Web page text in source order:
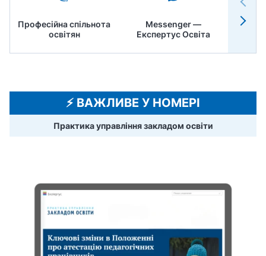
Професійна спільнота
освітян
Messenger —
Експертус Освіта
⚡️ ВАЖЛИВЕ У НОМЕРІ
Практика управління закладом освіти